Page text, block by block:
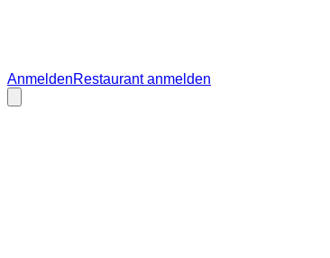
AnmeldenRestaurant anmelden